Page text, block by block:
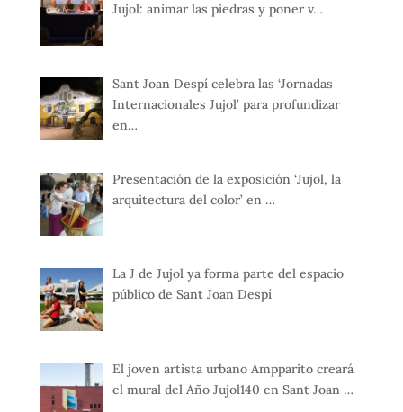
Jujol: animar las piedras y poner v…
Sant Joan Despí celebra las ‘Jornadas
Internacionales Jujol’ para profundizar
en…
Presentación de la exposición ‘Jujol, la
arquitectura del color’ en …
La J de Jujol ya forma parte del espacio
público de Sant Joan Despí
El joven artista urbano Ampparito creará
el mural del Año Jujol140 en Sant Joan …